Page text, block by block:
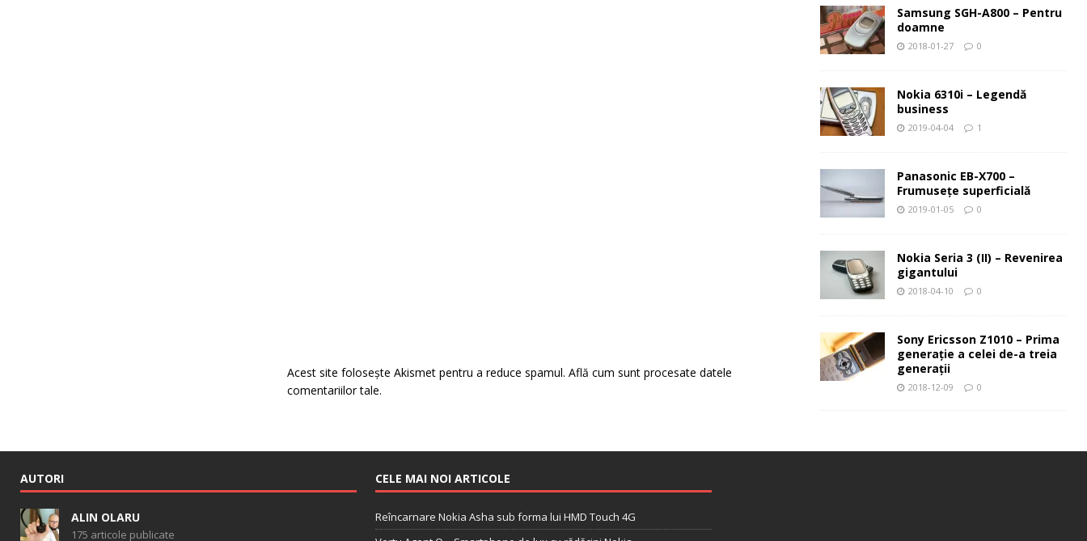
Acest site folosește Akismet pentru a reduce spamul. Află cum sunt procesate datele
comentariilor tale.
Samsung SGH-A800 – Pentru
doamne
2018-01-27 0
Nokia 6310i – Legendă
business
2019-04-04 1
Panasonic EB-X700 –
Frumuseţe superficială
2019-01-05 0
Nokia Seria 3 (II) – Revenirea
gigantului
2018-04-10 0
Sony Ericsson Z1010 – Prima
generaţie a celei de-a treia
generaţii
2018-12-09 0
AUTORI
ALIN OLARU
175 articole publicate
CELE MAI NOI ARTICOLE
Reîncarnare Nokia Asha sub forma lui HMD Touch 4G